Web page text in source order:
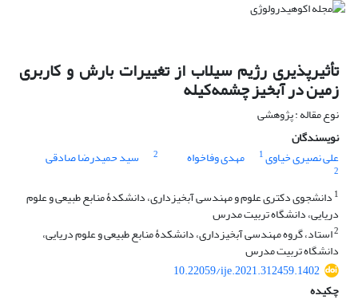
تأثیرپذیری رژیم سیلاب از تغییرات بارش و کاربری
زمین در آبخیز چشمه‌کیله
نوع مقاله : پژوهشی
نویسندگان
علی نصیری خیاوی1 مهدی وفاخواه 2 سید حمیدرضا صادقی
2
1 دانشجوی دکتری علوم و مهندسی آبخیزداری، دانشکدۀ منابع طبیعی و علوم
دریایی، دانشگاه تربیت مدرس
2استاد، گروه مهندسی آبخیزداری، دانشکدۀ منابع طبیعی و علوم دریایی،
دانشگاه تربیت مدرس
10.22059/ije.2021.312459.1402
چکیده